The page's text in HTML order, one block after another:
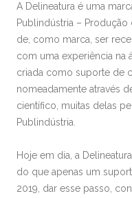
A Delineatura é uma
Publindústria –
de, como marca, ser
com uma experiência na
criada como suporte de
nomeadamente através
científico, muitas delas
Publindústria.
Hoje em dia, a
do que apenas um
2019, dar esse passo,